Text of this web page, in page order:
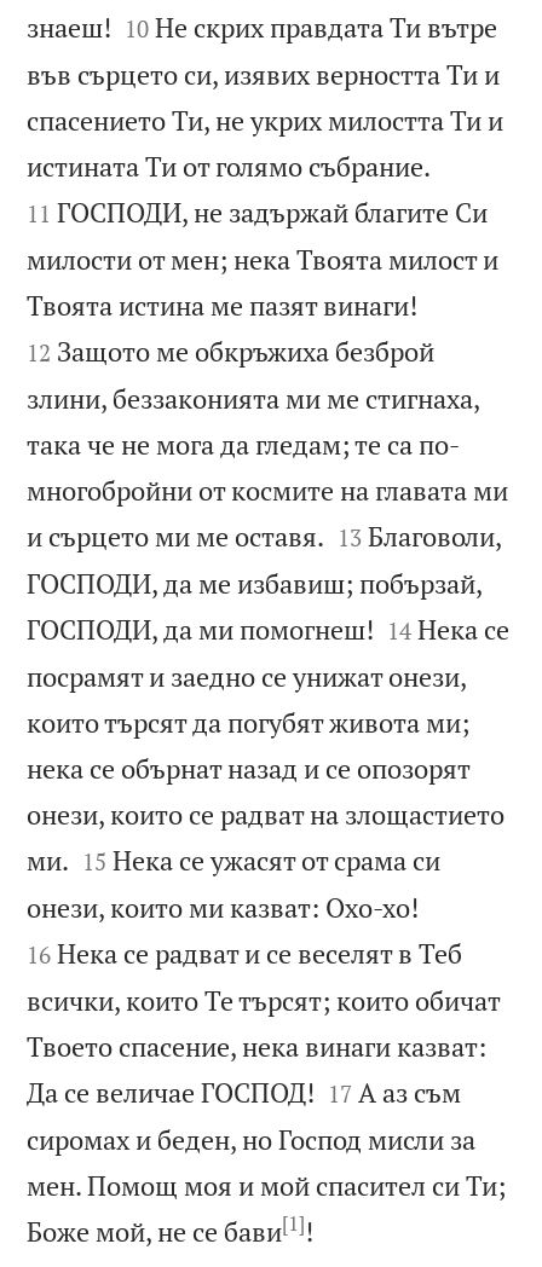
знаеш! 

10 Не скрих правдата Ти вътре
във сърцето си, изявих верността Ти и
спасението Ти, не укрих милостта Ти и
истината Ти от голямо събрание.
11 ГОСПОДИ, не задържай благите Си
милости от мен; нека Твоята милост и
Твоята истина ме пазят винаги!
12 Защото ме обкръжиха безброй
злини, беззаконията ми ме стигнаха,
така че не мога да гледам; те са по-
многобройни от космите на главата ми
и сърцето ми ме оставя. 

13 Благоволи,
ГОСПОДИ, да ме избавиш; побързай,
ГОСПОДИ, да ми помогнеш! 

14 Нека се
посрамят и заедно се унижат онези,
които търсят да погубят живота ми;
нека се обърнат назад и се опозорят
онези, които се радват на злощастието
ми. 

15 Нека се ужасят от срама си
онези, които ми казват: Охо-хо!
16 Нека се радват и се веселят в Теб
всички, които Те търсят; които обичат
Твоето спасение, нека винаги казват:
Да се величае ГОСПОД! 

17 А аз съм
сиромах и беден, но Господ мисли за
мен. Помощ моя и мой спасител си Ти;
Боже мой, не се бави[1]!